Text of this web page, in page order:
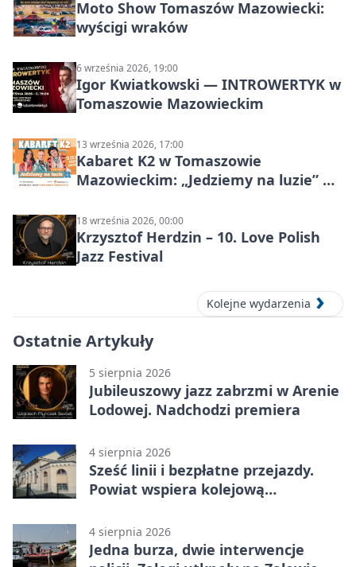
Moto Show Tomaszów Mazowiecki:
wyścigi wraków
6 września 2026, 19:00
Igor Kwiatkowski — INTROWERTYK w
Tomaszowie Mazowieckim
13 września 2026, 17:00
Kabaret K2 w Tomaszowie
Mazowieckim: „Jedziemy na luzie” w
Społecznej
18 września 2026, 00:00
Krzysztof Herdzin – 10. Love Polish
Jazz Festival
Kolejne wydarzenia
Ostatnie Artykuły
5 sierpnia 2026
Jubileuszowy jazz zabrzmi w Arenie
Lodowej. Nadchodzi premiera
4 sierpnia 2026
Sześć linii i bezpłatne przejazdy.
Powiat wspiera kolejową
4 sierpnia 2026
Jedna burza, dwie interwencje